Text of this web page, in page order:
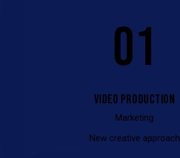
01
VIDEO PRODUCTION
Marketing
New creative approach